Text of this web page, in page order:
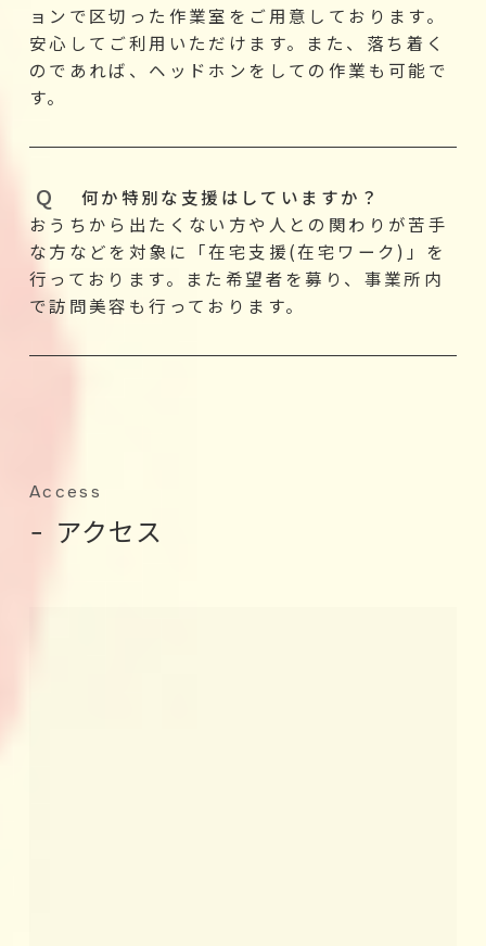
ョンで区切った作業室をご用意しております。
安心してご利用いただけます。また、落ち着く
のであれば、ヘッドホンをしての作業も可能で
す。
何か特別な支援はしていますか？
おうちから出たくない方や人との関わりが苦手
な方などを対象に「在宅支援(在宅ワーク)」を
行っております。また希望者を募り、事業所内
で訪問美容も行っております。
Access
− アクセス